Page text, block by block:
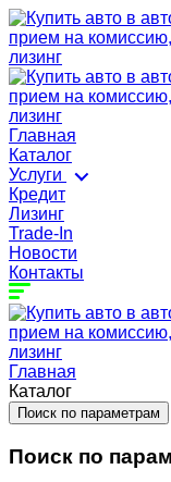
Главная
Каталог
Услуги
Кредит
Лизинг
Trade-In
Новости
Контакты
Главная
Каталог
Поиск по параметрам
Поиск по